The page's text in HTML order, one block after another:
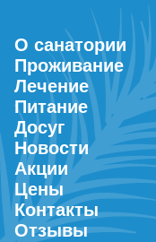
О санатории
Проживание
Лечение
Питание
Досуг
Новости
Акции
Цены
Контакты
Отзывы